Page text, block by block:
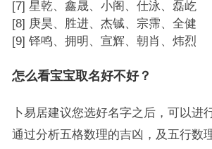
[7] 星乾、鑫晟、小阁、仕泳、磊屹
[8] 庚昊、胜进、杰铖、宗霈、全健
[9] 铎鸣、拥明、宣辉、朝肖、炜烈
怎么看宝宝取名好不好？
卜易居建议您选好名字之后，可以进
通过分析五格数理的吉凶，及五行数